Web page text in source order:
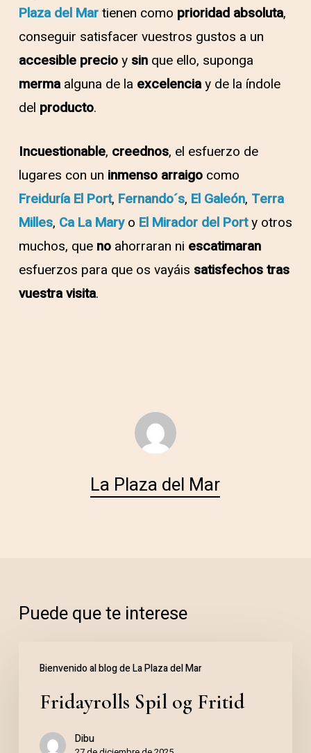
Plaza del Martienen como prioridad absoluta,
conseguir satisfacer vuestros gustos a un
accesible precioy sinque ello, suponga
mermaalguna de la excelenciay de la índole
del producto.
Incuestionable, creednos, el esfuerzo de
lugares con un inmenso arraigocomo
Freiduría El Port, Fernando´s, El Galeón, Terra
Milles, Ca La Maryo El Mirador del Porty otros
muchos, que noahorraran ni escatimaran
esfuerzos para que os vayáis satisfechos tras
vuestra visita.
La Plaza del Mar
Puede que te interese
Bienvenido al blog de La Plaza del Mar
Fridayrolls Spil og Fritid
Dibu